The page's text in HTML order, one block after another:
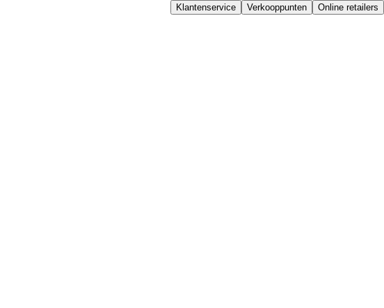
Klantenservice Verkooppunten Online retailers